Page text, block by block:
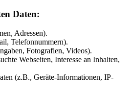
Daten:
Adressen).
Telefonnummern).
Fotografien, Videos).
Webseiten, Interesse an Inhalten,
(z.B., Geräte-Informationen, IP-